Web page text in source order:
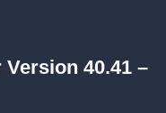
40.41 –